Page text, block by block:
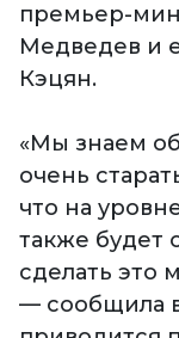
премьер-
Медведев и
Кэцян.
«Мы знаем
очень
что на
также будет
сделать это
— сообщила